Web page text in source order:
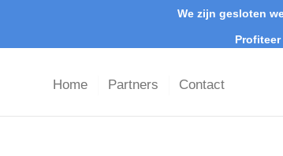
We zijn gesloten
Home Partners Contact